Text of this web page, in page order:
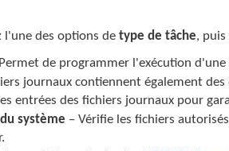
l'une des options detype de tâche,
de programmer l'exécution
journaux contiennent également
entrées des fichiers journaux pour
système – Vérifie les fichiers